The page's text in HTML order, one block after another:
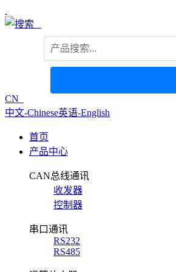
CN
中文-Chinese英语-English
首页
产品中心
CAN总线通讯
收发器
控制器
串口通讯
RS232
RS485